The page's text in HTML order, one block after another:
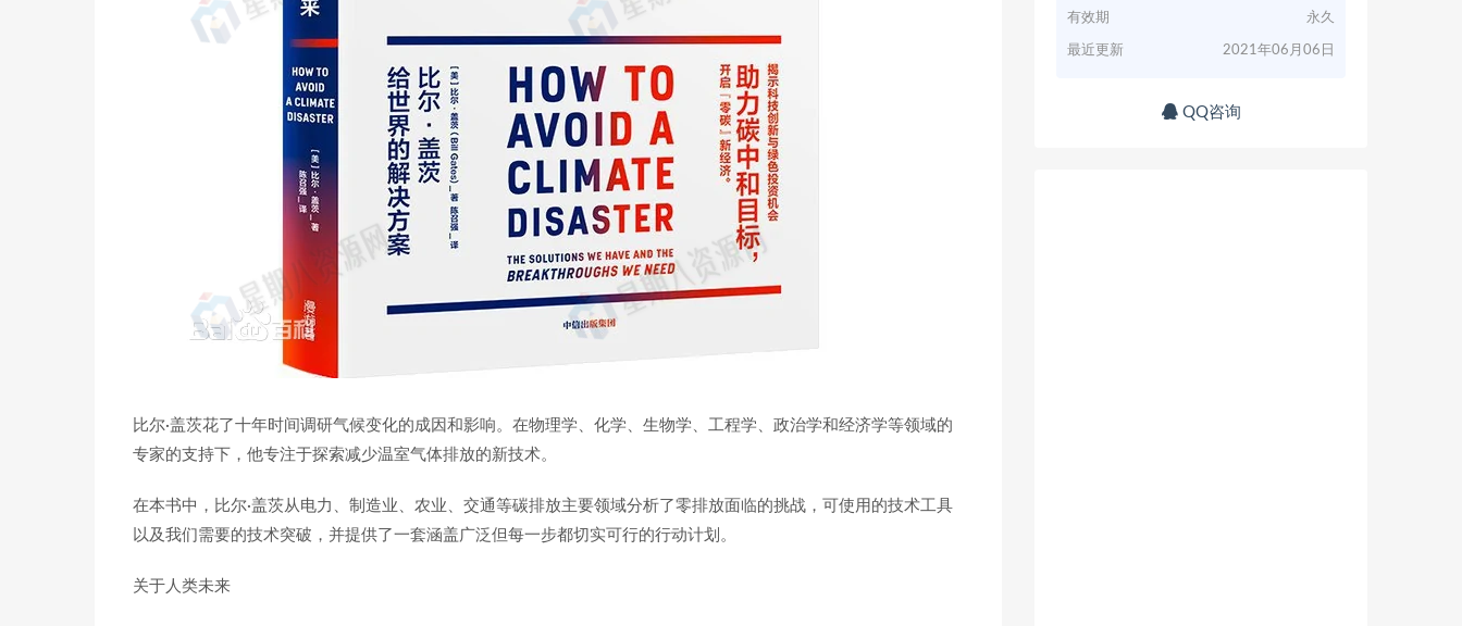
比尔·盖茨花了十年时间调研气候变化的成因和影响。在物理学、化学、生物学、工程学、政治学和经济学等领域的
专家的支持下，他专注于探索减少温室气体排放的新技术。
在本书中，比尔·盖茨从电力、制造业、农业、交通等碳排放主要领域分析了零排放面临的挑战，可使用的技术工具
以及我们需要的技术突破，并提供了一套涵盖广泛但每一步都切实可行的行动计划。
关于人类未来
有效期 永久
最近更新 2021年06月06日
QQ咨询